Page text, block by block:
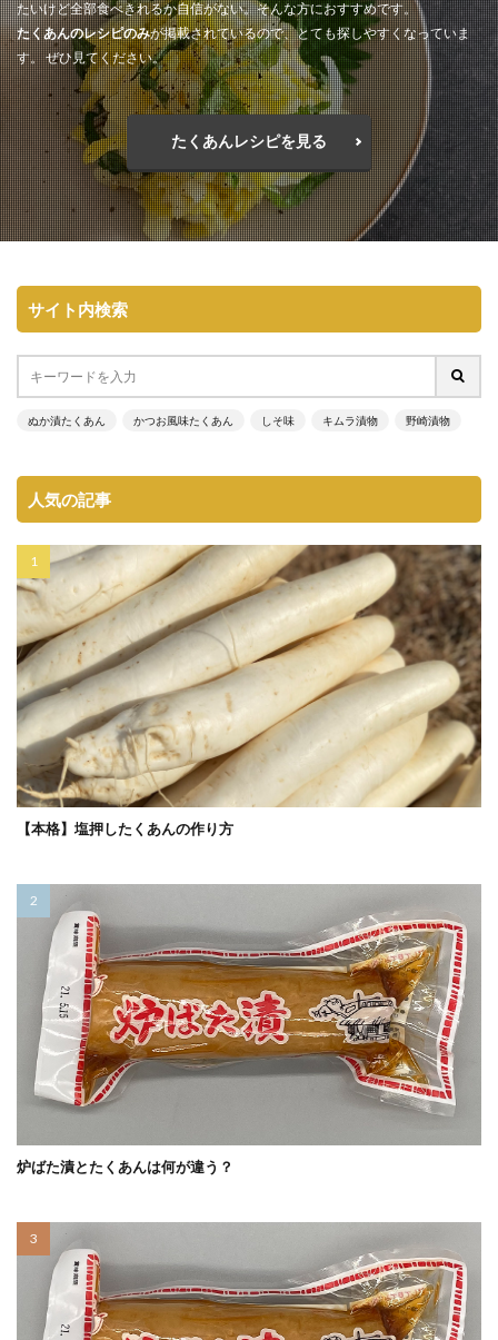
たいけど全部食べきれるか自信がない。そんな方におすすめです。
たくあんのレシピのみが掲載されているので、とても探しやすくなっていま
す。 ぜひ見てください。
たくあんレシピを見る
サイト内検索
ぬか漬たくあん かつお風味たくあん しそ味 キムラ漬物 野崎漬物
人気の記事
【本格】塩押したくあんの作り方
炉ばた漬とたくあんは何が違う？